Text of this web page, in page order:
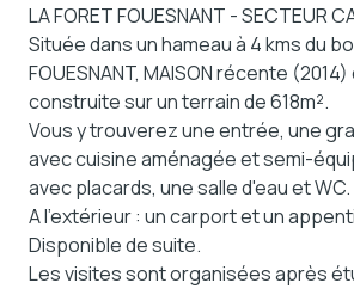
LA FORET FOUESNANT - SECTEUR
Située dans un hameau à 4 kms du
FOUESNANT, MAISON récente
construite sur un terrain de 618m².
Vous y trouverez une entrée, une
avec cuisine aménagée et semi-
avec placards, une salle d'eau et WC.
A l'extérieur : un carport et un
Disponible de suite.
Les visites sont organisées après